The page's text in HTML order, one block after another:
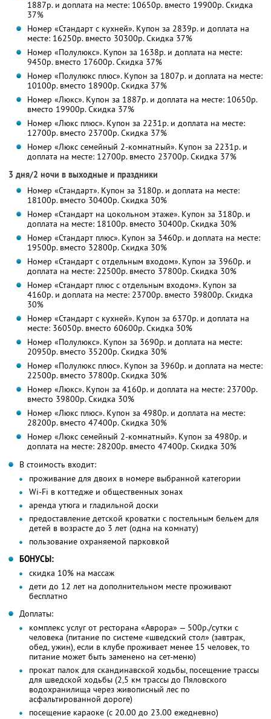
1887р. и доплата на месте: 10650р. вместо 19900р. Скидка
37%
Номер «Стандарт с кухней». Купон за 2839р. и доплата на
месте: 16250р. вместо 30300р. Скидка 37%
Номер «Полулюкс». Купон за 1638р. и доплата на месте:
9450р. вместо 17600р. Скидка 37%
Номер «Полулюкс плюс». Купон за 1807р. и доплата на месте:
10100р. вместо 18900р. Скидка 37%
Номер «Люкс». Купон за 1887р. и доплата на месте: 10650р.
вместо 19900р. Скидка 37%
Номер «Люкс плюс». Купон за 2231р. и доплата на месте:
12700р. вместо 23700р. Скидка 37%
Номер «Люкс семейный 2-комнатный». Купон за 2231р. и
доплата на месте: 12700р. вместо 23700р. Скидка 37%
3 дня/2 ночи в выходные и праздники
Номер «Стандарт». Купон за 3180р. и доплата на месте:
18100р. вместо 30400р. Скидка 30%
Номер «Стандарт на цокольном этаже». Купон за 3180р. и
доплата на месте: 18100р. вместо 30400р. Скидка 30%
Номер «Стандарт плюс». Купон за 3460р. и доплата на месте:
19500р. вместо 32800р. Скидка 30%
Номер «Стандарт с отдельным входом». Купон за 3960р. и
доплата на месте: 22500р. вместо 37800р. Скидка 30%
Номер «Стандарт плюс с отдельным входом». Купон за
4160р. и доплата на месте: 23700р. вместо 39800р. Скидка
30%
Номер «Стандарт с кухней». Купон за 6370р. и доплата на
месте: 36050р. вместо 60600р. Скидка 30%
Номер «Полулюкс». Купон за 3690р. и доплата на месте:
20950р. вместо 35200р. Скидка 30%
Номер «Полулюкс плюс». Купон за 3960р. и доплата на месте:
22500р. вместо 37800р. Скидка 30%
Номер «Люкс». Купон за 4160р. и доплата на месте: 23700р.
вместо 39800р. Скидка 30%
Номер «Люкс плюс». Купон за 4980р. и доплата на месте:
28200р. вместо 47400р. Скидка 30%
Номер «Люкс семейный 2-комнатный». Купон за 4980р. и
доплата на месте: 28200р. вместо 47400р. Скидка 30%
В стоимость входит:
проживание для двоих в номере выбранной категории
Wi-Fi в коттедже и общественных зонах
аренда утюга и гладильной доски
предоставление детской кроватки с постельным бельем для
детей в возрасте до 3 лет (одна на комнату)
пользование охраняемой парковкой
БОНУСЫ:
скидка 10% на массаж
дети до 12 лет на дополнительном месте проживают
бесплатно
Доплаты:
комплекс услуг от ресторана «Аврора» — 500р./сутки с
человека (питание по системе «шведский стол» (завтрак,
обед, ужин), если в клубе проживает менее 15 человек, то
питание может быть заменено на сет-меню)
прокат палок для скандинавской ходьбы, посещение трассы
для шведской ходьбы (2,5 км трассы до Пяловского
водохранилища через живописный лес по
асфальтированной дороге)
посещение караоке (с 20.00 до 23.00 ежедневно)